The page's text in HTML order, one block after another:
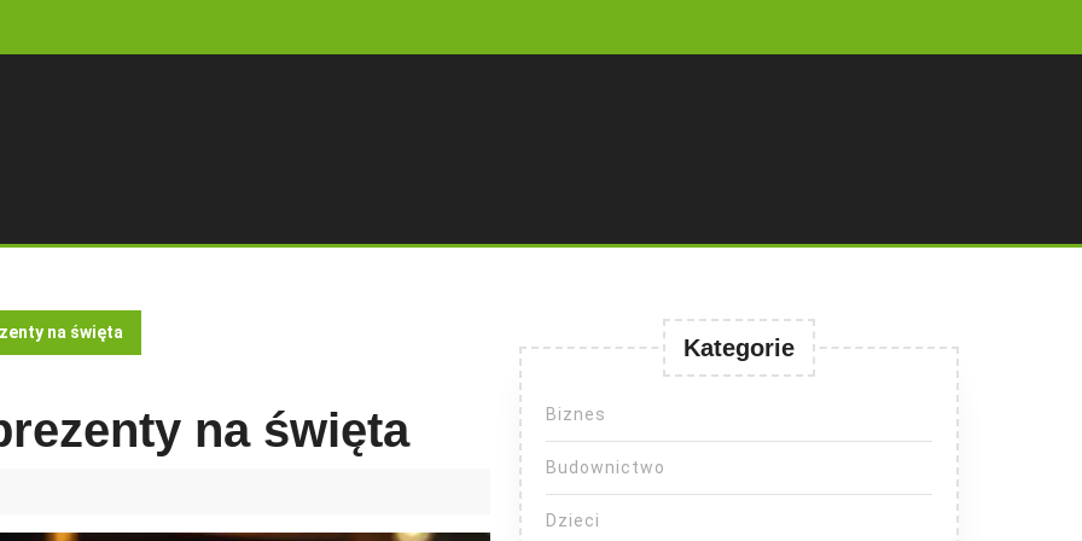
na święta
na święta
Kategorie
Biznes
Budownictwo
Dzieci